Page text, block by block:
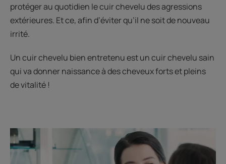
protéger au quotidien le cuir chevelu des agressions
extérieures. Et ce, afin d’éviter qu’il ne soit de nouveau
irrité.
Un cuir chevelu bien entretenu est un cuir chevelu sain
qui va donner naissance à des cheveux forts et pleins
de vitalité !